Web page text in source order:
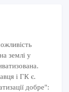
землі у
і ГК є.
добре":